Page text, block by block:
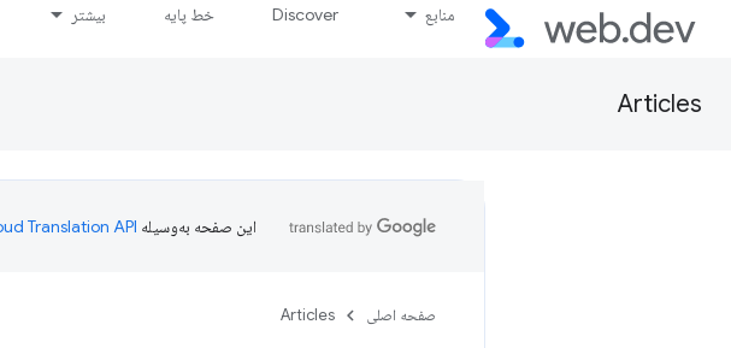
منابع Discover خط پایه بیشتر
Articles
این صفحه به‌وسیله
صفحه اصلی Articles